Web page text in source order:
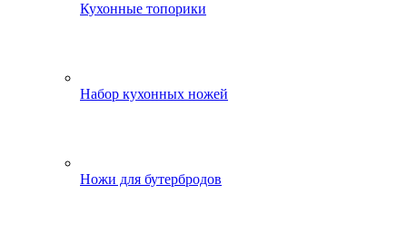
Кухонные топорики
Набор кухонных ножей
Ножи для бутербродов